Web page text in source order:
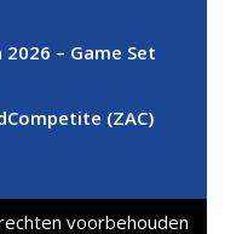
– Game Set
(ZAC)
voorbehouden